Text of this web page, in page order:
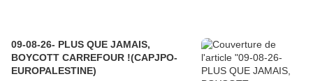
09-08-26- PLUS QUE JAMAIS,
BOYCOTT CARREFOUR !(CAPJPO-
EUROPALESTINE)